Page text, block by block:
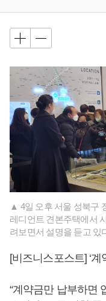
▲ 4일 오후 서울 성북구
레디언트 견본주택에서
려보면서 설명을 듣고 있
[비즈니스포스트] ‘
“계약금만 납부하면